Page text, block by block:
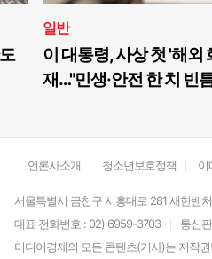
일반
이 대통령, 사상 첫 '해외
재…"민생·안전 한 치 빈
언론사소개 청소년보호정책 이
서울특별시 금천구 시흥대로 281 새한벤
대표 전화번호 : 02) 6959-3703
통신
미디어경제의 모든 콘텐츠(기사)는 저작